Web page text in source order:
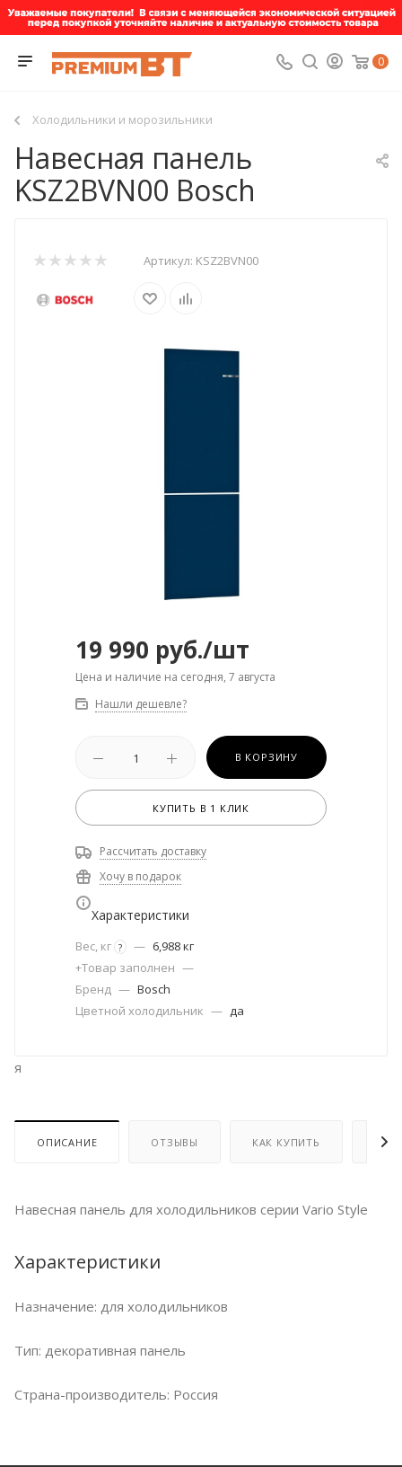
0
Холодильники и морозильники
Навесная панель
KSZ2BVN00 Bosch
Артикул: KSZ2BVN00
19 990 руб./шт
Цена и наличие на сегодня, 7 августа
Нашли дешевле?
В КОРЗИНУ
КУПИТЬ В 1 КЛИК
Рассчитать доставку
Хочу в подарок
Характеристики
Вес, кг ? — 6,988 кг
+Товар заполнен —
Бренд — Bosch
Цветной холодильник — да
я
ОПИСАНИЕ ОТЗЫВЫ КАК КУПИТЬ
Навесная панель для холодильников серии Vario Style
Характеристики
Назначение: для xолодильников
Тип: декоративная панель
Страна-производитель: Россия